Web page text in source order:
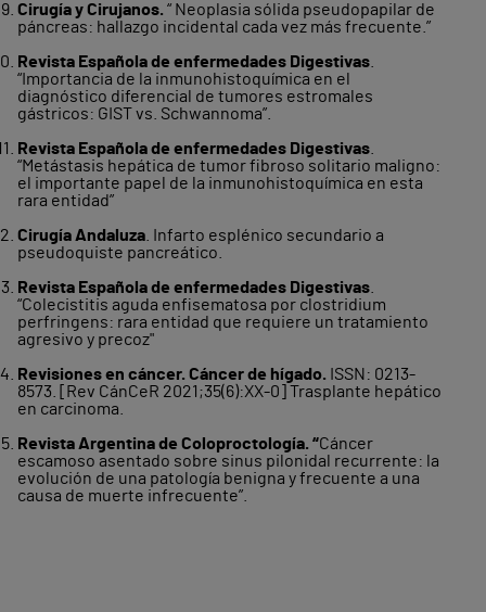
Cirugía y Cirujanos. “ Neoplasia sólida pseudopapilar de
páncreas: hallazgo incidental cada vez más frecuente.”
Revista Española de enfermedades Digestivas.
“Importancia de la inmunohistoquímica en el
diagnóstico diferencial de tumores estromales
gástricos: GIST vs. Schwannoma”.
Revista Española de enfermedades Digestivas.
“Metástasis hepática de tumor fibroso solitario maligno:
el importante papel de la inmunohistoquímica en esta
rara entidad”
Cirugía Andaluza. Infarto esplénico secundario a
pseudoquiste pancreático.
Revista Española de enfermedades Digestivas.
“Colecistitis aguda enfisematosa por clostridium
perfringens: rara entidad que requiere un tratamiento
agresivo y precoz"
Revisiones en cáncer. Cáncer de hígado. ISSN: 0213-
8573. [Rev CánCeR 2021;35(6):XX-0] Trasplante hepático
en carcinoma.
Revista Argentina de Coloproctología. “Cáncer
escamoso asentado sobre sinus pilonidal recurrente: la
evolución de una patología benigna y frecuente a una
causa de muerte infrecuente”.